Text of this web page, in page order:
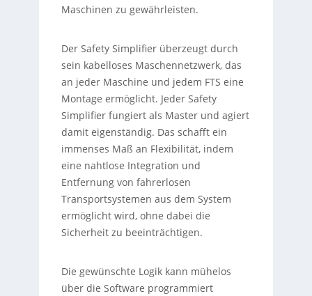
Maschinen zu gewährleisten.
Der Safety Simplifier überzeugt durch
sein kabelloses Maschennetzwerk, das
an jeder Maschine und jedem FTS eine
Montage ermöglicht. Jeder Safety
Simplifier fungiert als Master und agiert
damit eigenständig. Das schafft ein
immenses Maß an Flexibilität, indem
eine nahtlose Integration und
Entfernung von fahrerlosen
Transportsystemen aus dem System
ermöglicht wird, ohne dabei die
Sicherheit zu beeinträchtigen.
Die gewünschte Logik kann mühelos
über die Software programmiert